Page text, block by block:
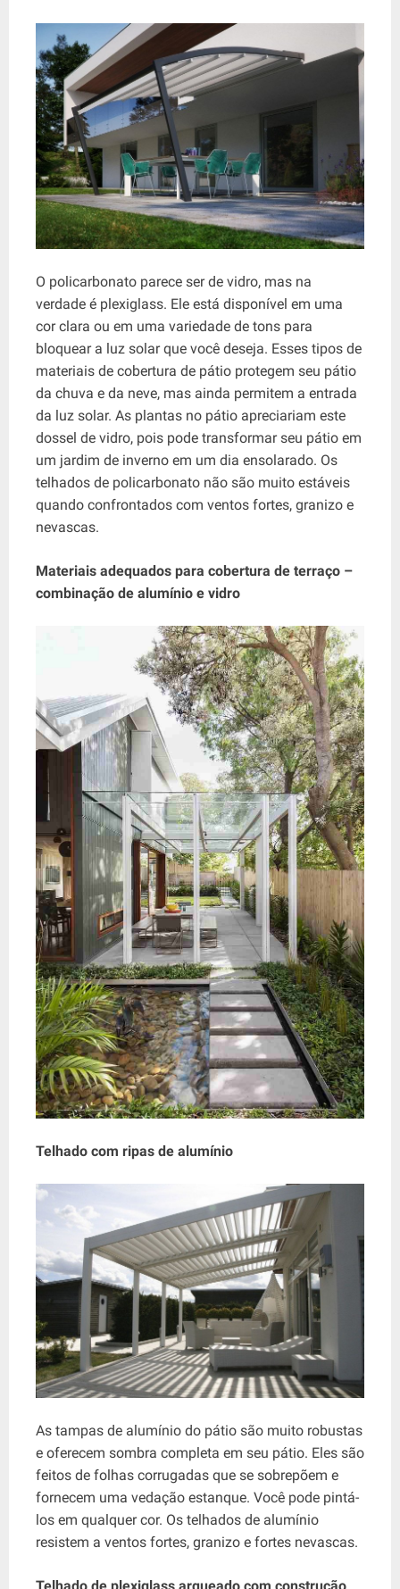
O policarbonato parece ser de vidro, mas na
verdade é plexiglass. Ele está disponível em uma
cor clara ou em uma variedade de tons para
bloquear a luz solar que você deseja. Esses tipos de
materiais de cobertura de pátio protegem seu pátio
da chuva e da neve, mas ainda permitem a entrada
da luz solar. As plantas no pátio apreciariam este
dossel de vidro, pois pode transformar seu pátio em
um jardim de inverno em um dia ensolarado. Os
telhados de policarbonato não são muito estáveis ​​
quando confrontados com ventos fortes, granizo e
nevascas.
Materiais adequados para cobertura de terraço –
combinação de alumínio e vidro
Telhado com ripas de alumínio
As tampas de alumínio do pátio são muito robustas
e oferecem sombra completa em seu pátio. Eles são
feitos de folhas corrugadas que se sobrepõem e
fornecem uma vedação estanque. Você pode pintá-
los em qualquer cor. Os telhados de alumínio
resistem a ventos fortes, granizo e fortes nevascas.
Telhado de plexiglass arqueado com construção